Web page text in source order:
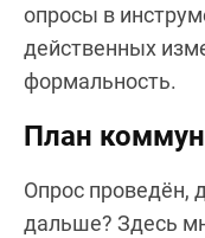
опросы в
действенных
формальность.
План
Опрос проведён,
дальше? Здесь